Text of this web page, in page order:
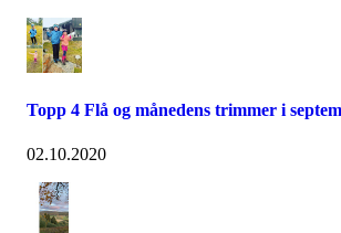
Topp 4 Flå og månedens trimmer i
02.10.2020